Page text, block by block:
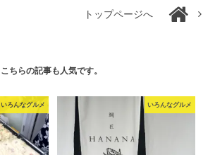
トップページへ
こちらの記事も人気です。
いろんなグルメ いろんなグルメ